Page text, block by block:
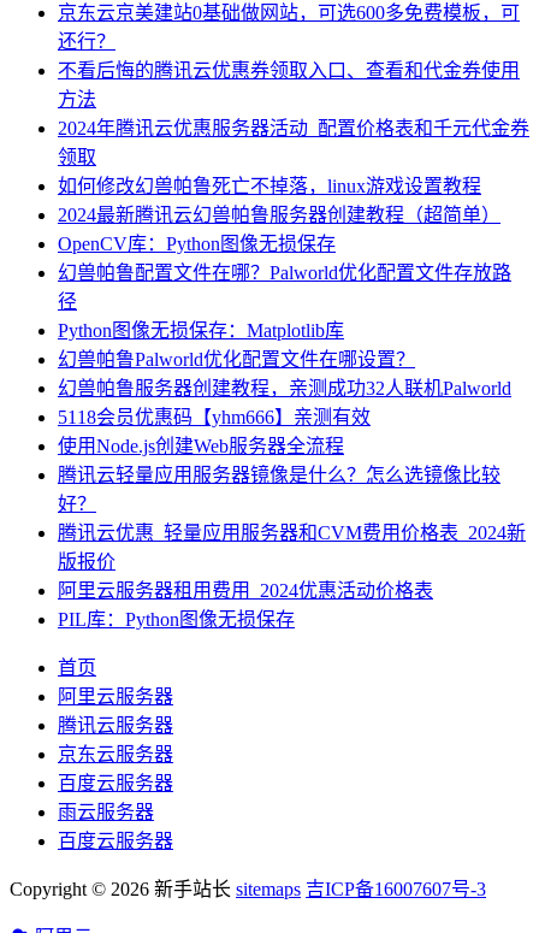
京东云京美建站0基础做网站，可选600多免费模板，可
还行？
不看后悔的腾讯云优惠券领取入口、查看和代金券使用
方法
2024年腾讯云优惠服务器活动_配置价格表和千元代金券
领取
如何修改幻兽帕鲁死亡不掉落，linux游戏设置教程
2024最新腾讯云幻兽帕鲁服务器创建教程（超简单）
OpenCV库：Python图像无损保存
幻兽帕鲁配置文件在哪？Palworld优化配置文件存放路
径
Python图像无损保存：Matplotlib库
幻兽帕鲁Palworld优化配置文件在哪设置？
幻兽帕鲁服务器创建教程，亲测成功32人联机Palworld
5118会员优惠码【yhm666】亲测有效
使用Node.js创建Web服务器全流程
腾讯云轻量应用服务器镜像是什么？怎么选镜像比较
好？
腾讯云优惠_轻量应用服务器和CVM费用价格表_2024新
版报价
阿里云服务器租用费用_2024优惠活动价格表
PIL库：Python图像无损保存
首页
阿里云服务器
腾讯云服务器
京东云服务器
百度云服务器
雨云服务器
百度云服务器
Copyright © 2026 新手站长 sitemaps 吉ICP备16007607号-3